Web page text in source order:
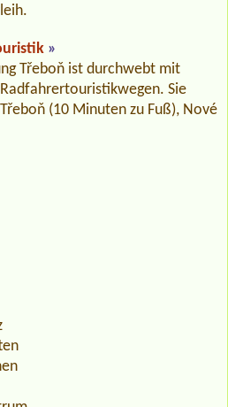
»
Třeboň ist durchwebt mit
Sie
(10 Minuten zu Fuß), Nové